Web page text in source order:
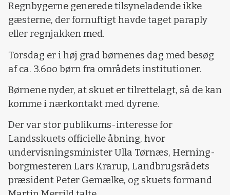
Regnbygerne generede tilsyneladende ikke
gæsterne, der fornuftigt havde taget paraply
eller regnjakken med.
Torsdag er i høj grad børnenes dag med besøg
af ca. 3.6oo børn fra områdets institutioner.
Børnene nyder, at skuet er tilrettelagt, så de kan
komme i nærkontakt med dyrene.
Der var stor publikums-interesse for
Landsskuets officielle åbning, hvor
undervisningsminister Ulla Tørnæs, Herning-
borgmesteren Lars Krarup, Landbrugsrådets
præsident Peter Gemælke, og skuets formand